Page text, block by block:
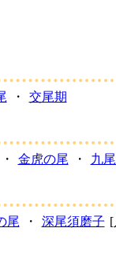
・
交尾期
・ 金虎の尾 ・ 九
尾 ・ 深尾須磨子 [